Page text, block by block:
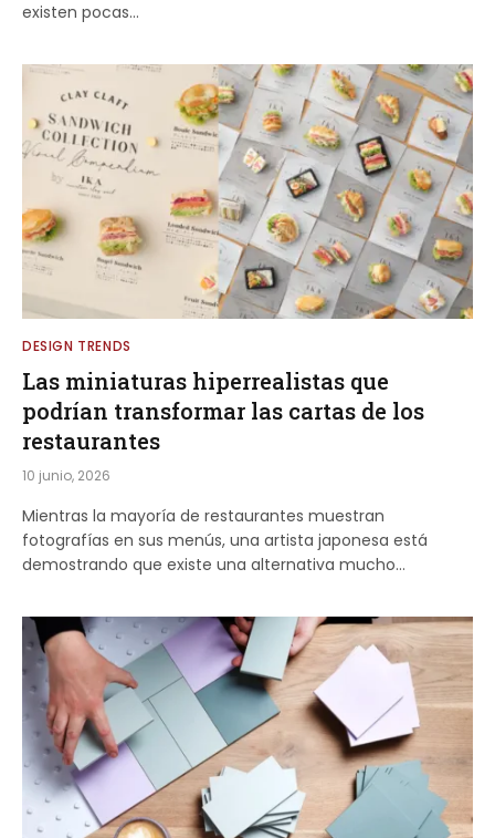
existen pocas…
DESIGN TRENDS
Las miniaturas hiperrealistas que
podrían transformar las cartas de los
restaurantes
10 junio, 2026
Mientras la mayoría de restaurantes muestran
fotografías en sus menús, una artista japonesa está
demostrando que existe una alternativa mucho…